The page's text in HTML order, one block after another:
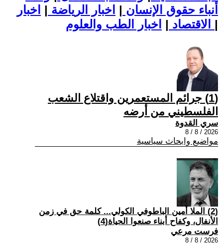
أنباء حقوق الإنسان | اخبار الرياضة | اخبار
الاقتصاد | |
(1) جرائم المستعمرين واقتلاع الشعب
الفلسطيني من أرضه
سري القدوة
2026 / 8 / 8
مواضيع وابحاث سياسية
(2) الملا أمين الباطوفي الكولي... كلمة حق في زمن
الأنفال، وكفاح أبناء صنعوا الحياة(4)
فرست مرعي
2026 / 8 / 8